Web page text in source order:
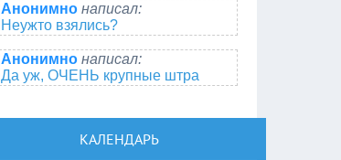
Анонимно написал:
Неужто взялись?
Анонимно написал:
Да уж, ОЧЕНЬ крупные штра
КАЛЕНДАРЬ